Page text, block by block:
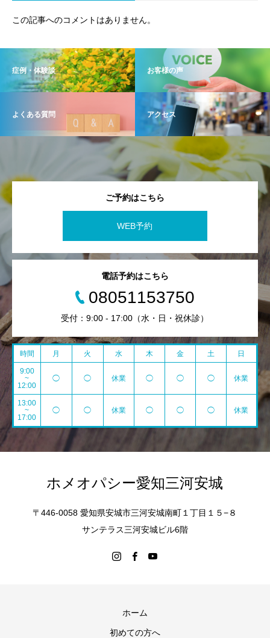
この記事へのコメントはありません。
症例・体験談 お客様の声
よくある質問 アクセス
ご予約はこちら
WEB予約
電話予約はこちら
08051153750
受付：9:00 - 17:00（水・日・祝休診）
時間 月 火 水 木 金 土 日
9:00
~
12:00
◯ ◯ 休業 ◯ ◯ ◯ 休業
13:00
~
17:00
◯ ◯ 休業 ◯ ◯ ◯ 休業
ホメオパシー愛知三河安城
〒446-0058 愛知県安城市三河安城南町１丁目１５−８
サンテラス三河安城ビル6階
ホーム
初めての方へ